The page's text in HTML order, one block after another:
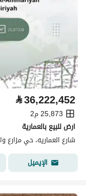
⃁36,222,452
25,873 م2
ارض للبيع بالعمارية
شارع العماريه، حي مزارع
الإيميل